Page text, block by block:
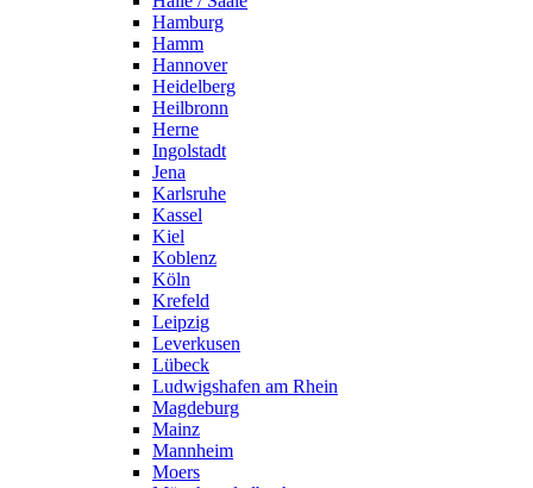
Hamburg
Hamm
Hannover
Heidelberg
Heilbronn
Herne
Ingolstadt
Jena
Karlsruhe
Kassel
Kiel
Koblenz
Köln
Krefeld
Leipzig
Leverkusen
Lübeck
Ludwigshafen am Rhein
Magdeburg
Mainz
Mannheim
Moers